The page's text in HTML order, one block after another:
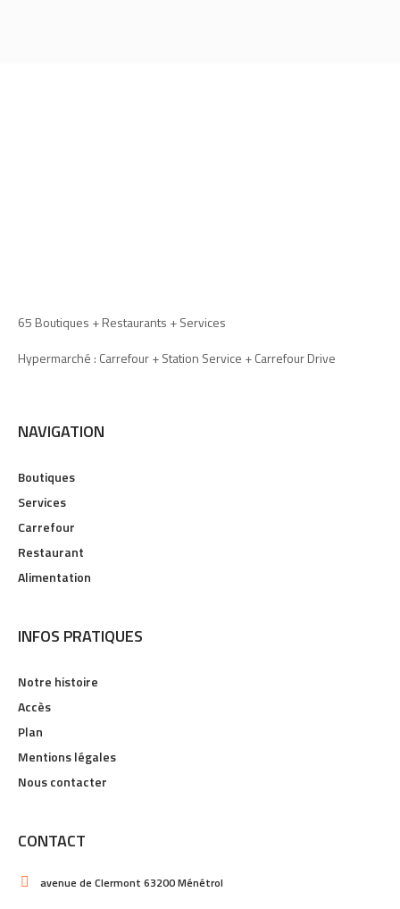
65 Boutiques + Restaurants + Services
Hypermarché : Carrefour + Station Service + Carrefour Drive
NAVIGATION
Boutiques
Services
Carrefour
Restaurant
Alimentation
INFOS PRATIQUES
Notre histoire
Accès
Plan
Mentions légales
Nous contacter
CONTACT
avenue de Clermont 63200 Ménétrol